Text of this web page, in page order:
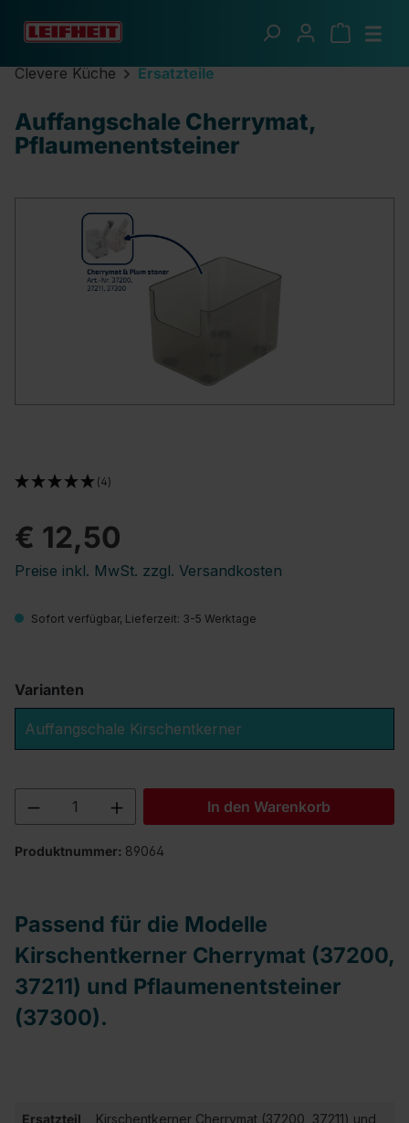
Zum Hauptinhalt springen
Clevere Küche Ersatzteile
Auffangschale Cherrymat,
Pflaumenentsteiner
€ 12,50
Preise inkl. MwSt. zzgl. Versandkosten
(4)
Sofort verfügbar, Lieferzeit: 3-5 Werktage
Varianten
Auffangschale Kirschentkerner
Produkt Anzahl: Gib den gewünschten
In den Warenkorb
Produktnummer: 89064
Passend für die Modelle
Kirschentkerner Cherrymat (37200,
37211) und Pflaumenentsteiner
(37300).
Ersatzteil
Kirschentkerner Cherrymat (37200, 37211) und